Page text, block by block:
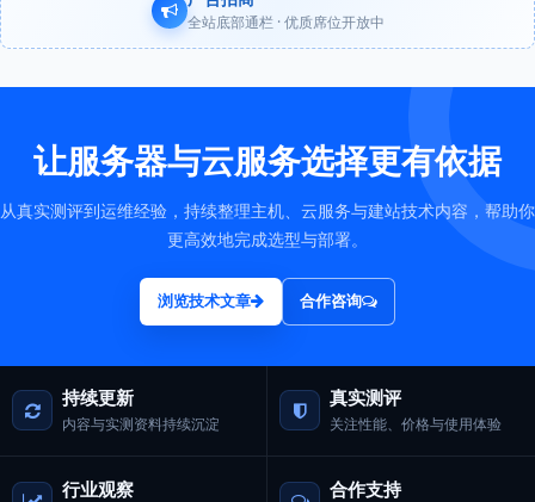
全站底部通栏 · 优质席位开放中
让服务器与云服务选择更有依据
从真实测评到运维经验，持续整理主机、云服务与建站技术内容，帮助你
更高效地完成选型与部署。
浏览技术文章 合作咨询
持续更新
内容与实测资料持续沉淀
真实测评
关注性能、价格与使用体验
行业观察 合作支持